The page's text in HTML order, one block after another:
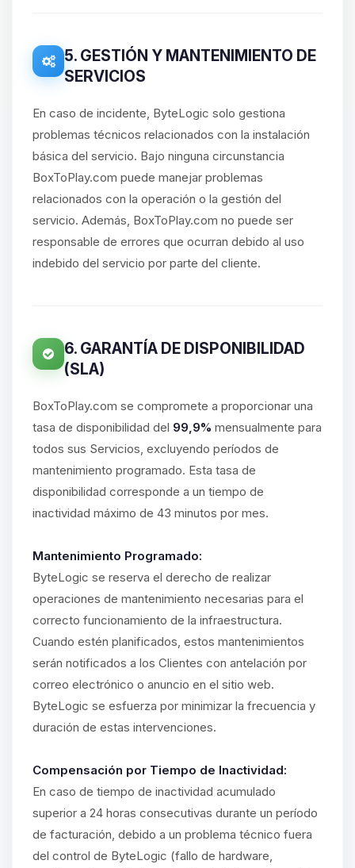
5. GESTIÓN Y MANTENIMIENTO DE
SERVICIOS
En caso de incidente, ByteLogic solo gestiona
problemas técnicos relacionados con la instalación
básica del servicio. Bajo ninguna circunstancia
BoxToPlay.com puede manejar problemas
relacionados con la operación o la gestión del
servicio. Además, BoxToPlay.com no puede ser
responsable de errores que ocurran debido al uso
indebido del servicio por parte del cliente.
6. GARANTÍA DE DISPONIBILIDAD
(SLA)
BoxToPlay.com se compromete a proporcionar una
tasa de disponibilidad del 99,9% mensualmente para
todos sus Servicios, excluyendo períodos de
mantenimiento programado. Esta tasa de
disponibilidad corresponde a un tiempo de
inactividad máximo de 43 minutos por mes.
Mantenimiento Programado:
ByteLogic se reserva el derecho de realizar
operaciones de mantenimiento necesarias para el
correcto funcionamiento de la infraestructura.
Cuando estén planificados, estos mantenimientos
serán notificados a los Clientes con antelación por
correo electrónico o anuncio en el sitio web.
ByteLogic se esfuerza por minimizar la frecuencia y
duración de estas intervenciones.
Compensación por Tiempo de Inactividad:
En caso de tiempo de inactividad acumulado
superior a 24 horas consecutivas durante un período
de facturación, debido a un problema técnico fuera
del control de ByteLogic (fallo de hardware,